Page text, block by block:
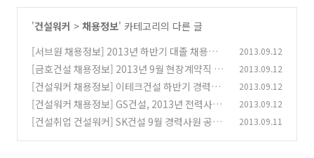
'건설워커 > 채용정보' 카테고리의 다른 글
[서브원 채용정보] 2013년 하반기 대졸 채용공고
(LG그룹 계열) - 건설워커
(0)
2013.09.12
[금호건설 채용정보] 2013년 9월 현장계약직 전
기시공직 구인정보..건설워커 (0)
2013.09.12
[건설워커 채용정보] 이테크건설 하반기 경력사
원 채용 (0)
2013.09.12
[건설워커 채용정보] GS건설, 2013년 전력사업
본부 경력사원/Project전문직 모집
(0)
2013.09.12
[건설취업 건설워커] SK건설 9월 경력사원 공개
2013.09.11